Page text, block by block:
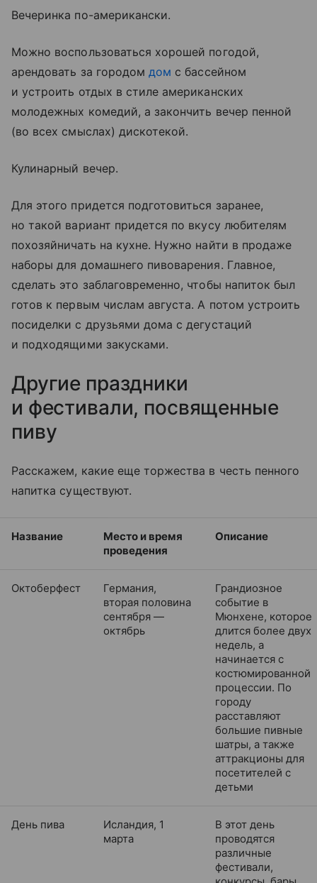
Вечеринка по-американски.
Можно воспользоваться хорошей погодой,
арендовать за городомдом с бассейном
и устроить отдых в стиле американских
молодежных комедий, а закончить вечер пенной
(во всех смыслах) дискотекой.
Кулинарный вечер.
Для этого придется подготовиться заранее,
но такой вариант придется по вкусу любителям
похозяйничать на кухне. Нужно найти в продаже
наборы для домашнего пивоварения. Главное,
сделать это заблаговременно, чтобы напиток был
готов к первым числам августа. А потом устроить
посиделки с друзьями дома с дегустаций
и подходящими закусками.
Другие праздники
и фестивали, посвященные
пиву
Расскажем, какие еще торжества в честь пенного
напитка существуют.
Название
Место и время
проведения
Описание
Октоберфест
Германия,
вторая половина
сентября —
октябрь
Грандиозное
событие в
Мюнхене, которое
длится более двух
недель, а
начинается с
костюмированной
процессии. По
городу
расставляют
большие пивные
шатры, а также
аттракционы для
посетителей с
детьми
День пива
Исландия, 1
марта
В этот день
проводятся
различные
фестивали,